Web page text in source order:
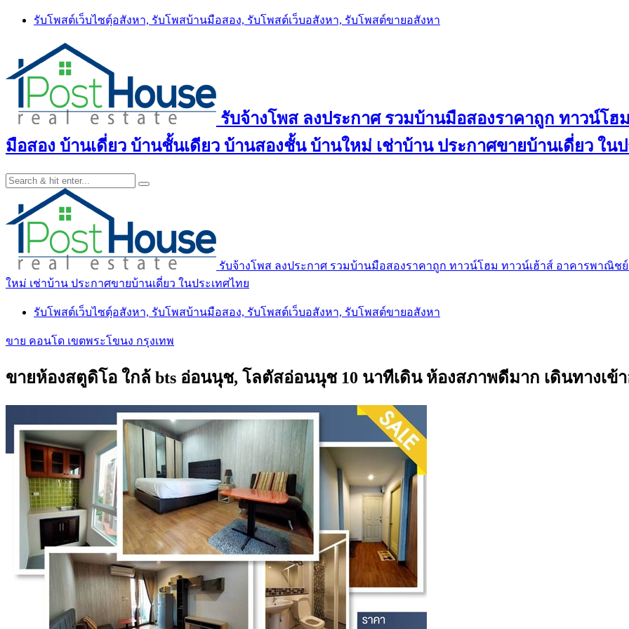
Skip
รับโพสต์เว็บไซตฺ์อสังหา, รับโพสบ้านมือสอง, รับโพสต์เว็บอสังหา, รับโพสต์ขายอสังหา
รับจ้างโพส ลงประกาศ รวมบ้านมือสองราคาถูก ทาวน์โ
มือสอง บ้านเดี่ยว บ้านชั้นเดียว บ้านสองชั้น บ้านใหม่ เช่าบ้าน ประกาศขายบ้านเดี่ยว ใน
รับจ้างโพส ลงประกาศ รวมบ้านมือสองราคาถูก ทาวน์โฮม ทาวน์เฮ้าส์ อาคารพาณิ
ใหม่ เช่าบ้าน ประกาศขายบ้านเดี่ยว ในประเทศไทย
รับโพสต์เว็บไซตฺ์อสังหา, รับโพสบ้านมือสอง, รับโพสต์เว็บอสังหา, รับโพสต์ขายอสังหา
ขาย คอนโด เขตพระโขนง กรุงเทพ
ขายห้องสตูดิโอ ใกล้ bts อ่อนนุช, โลตัสอ่อนนุช 10 นาทีเดิน ห้องสภาพดีมาก เดินทางเข้